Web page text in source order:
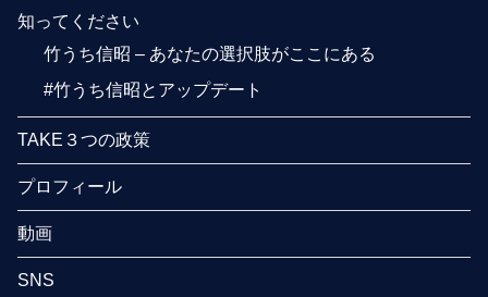
知ってください
竹うち信昭 – あなたの選択肢がここにある
#竹うち信昭とアップデート
TAKE３つの政策
プロフィール
動画
SNS